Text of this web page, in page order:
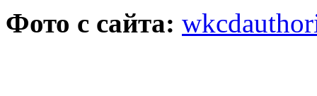
Фото с сайта: